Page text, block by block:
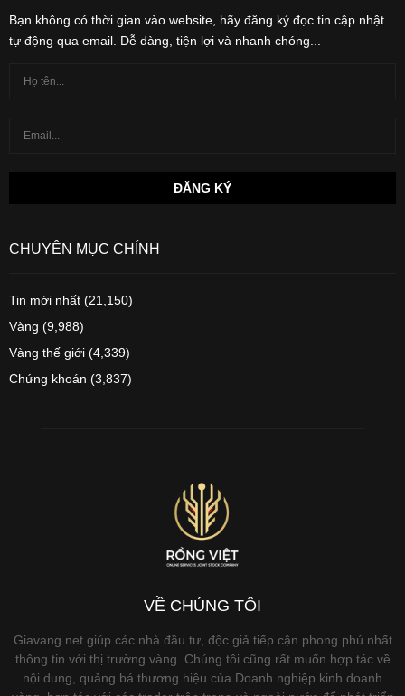
Bạn không có thời gian vào website, hãy đăng ký đọc tin cập nhật
tự động qua email. Dễ dàng, tiện lợi và nhanh chóng...
CHUYÊN MỤC CHÍNH
Tin mới nhất (21,150)
Vàng (9,988)
Vàng thế giới (4,339)
Chứng khoán (3,837)
VỀ CHÚNG TÔI
Giavang.net giúp các nhà đầu tư, độc giả tiếp cận phong phú nhất
thông tin với thị trường vàng. Chúng tôi cũng rất muốn hợp tác về
nội dung, quảng bá thương hiệu của Doanh nghiệp kinh doanh